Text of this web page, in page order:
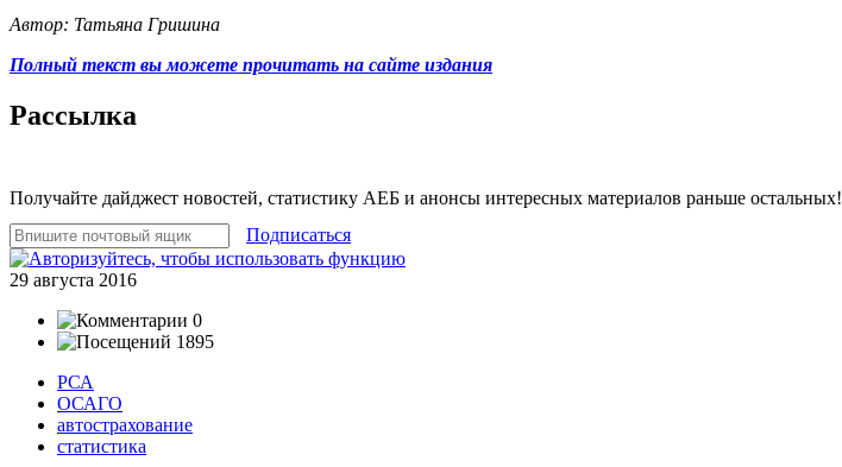
Автор: Татьяна Гришина
Полный текст вы можете прочитать на сайте издания
Рассылка
Получайте дайджест новостей, статистику АЕБ и анонсы интересных материалов раньше остальных!
Подписаться
29 августа 2016
0
1895
РСА
ОСАГО
автострахование
статистика